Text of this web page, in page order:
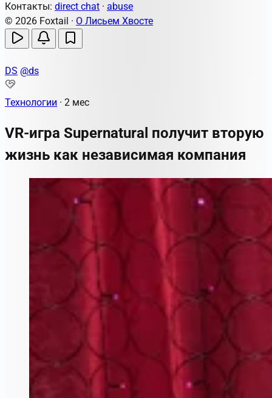
Контакты: direct chat · abuse
© 2026 Foxtail · О Лисьем Хвосте
DS @ds
Технологии · 2 мес
VR-игра Supernatural получит вторую
жизнь как независимая компания